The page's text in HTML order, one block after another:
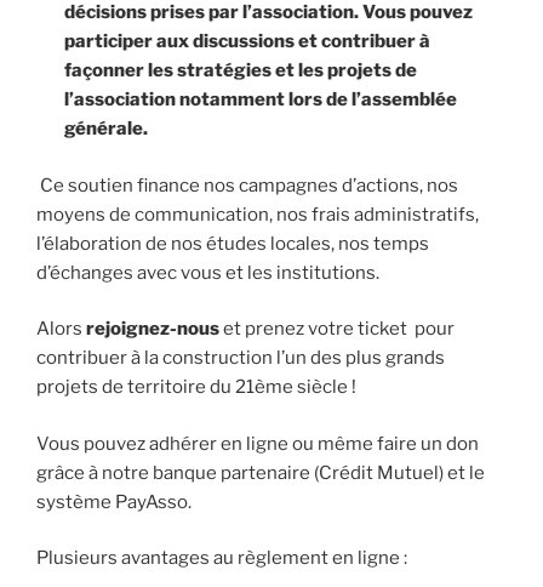
décisions prises par l’association. Vous pouvez
participer aux discussions et contribuer à
façonner les stratégies et les projets de
l’association notamment lors de l’assemblée
générale.
Ce soutien finance nos campagnes d’actions, nos
moyens de communication, nos frais administratifs,
l’élaboration de nos études locales, nos temps
d’échanges avec vous et les institutions.
Alors rejoignez-nouset prenez votre ticket pour
contribuer à la construction l’un des plus grands
projets de territoire du 21ème siècle !
Vous pouvez adhérer en ligne ou même faire un don
grâce à notre banque partenaire (Crédit Mutuel) et le
système PayAsso.
Plusieurs avantages au règlement en ligne :